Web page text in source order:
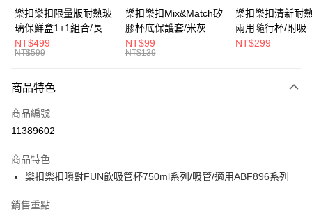
大哥付你分期
相關說明
【大哥付你分期使用說明】
1.本服務由台灣大哥大提供，台灣大哥大用戶可立即使用無須另外申請。
成交易。
4.訂單成立30分鐘內，如未前往確認交易或遇審核未通過，訂單將自動取
消。如遇「轉專審核」未通過狀況，表示未達大哥付你分期系統評分，恕無
1.分期款項不併入電信帳單，「大哥付你分期」於每月結算日後寄送繳費提
醒簡訊。
帳／街口支付／iPASS MONEY」等通路繳費。
ATM付款
運送方式
付款後全家取貨
每筆NT$80，滿NT$888(含以上)免運費
每筆NT$80，滿NT$888(含以上)免運費
樂扣樂扣限量版耐熱玻
璃保鮮盒1+1組合/長方
形/1L(LLG445KKSP2-
01)
NT$499
NT$599
樂扣樂扣Mix&Match矽
膠杯底保護套/米灰
(BOTTOM-
LHC4343BEG)
NT$99
NT$139
樂扣樂扣清新耐
兩用隨行杯/附吸
管/500ml/粉
NT$299
商品特色
商品編號
11389602
商品特色
樂扣樂扣嚼對FUN飲吸管杯750ml系列/吸管/適用ABF896系列
銷售重點